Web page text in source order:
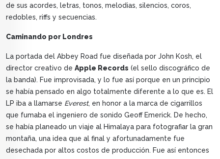
de sus acordes, letras, tonos, melodias, silencios, coros,
redobles, riffs y secuencias.
Caminando por Londres
La portada del Abbey Road fue diseñada por John Kosh, el
director creativo de Apple Records (el sello discográfico de
la banda). Fue improvisada, y lo fue así porque en un principio
se había pensado en algo totalmente diferente a lo que es. El
LP iba a llamarse Everest, en honor a la marca de cigarrillos
que fumaba el ingeniero de sonido Geoff Emerick. De hecho,
se había planeado un viaje al Himalaya para fotografiar la gran
montaña, una idea que al final y afortunadamente fue
desechada por altos costos de producción. Fue así entonces